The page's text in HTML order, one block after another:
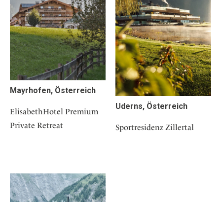
Mayrhofen, Österreich
ElisabethHotel Premium
Private Retreat
Uderns, Österreich
Sportresidenz Zillertal